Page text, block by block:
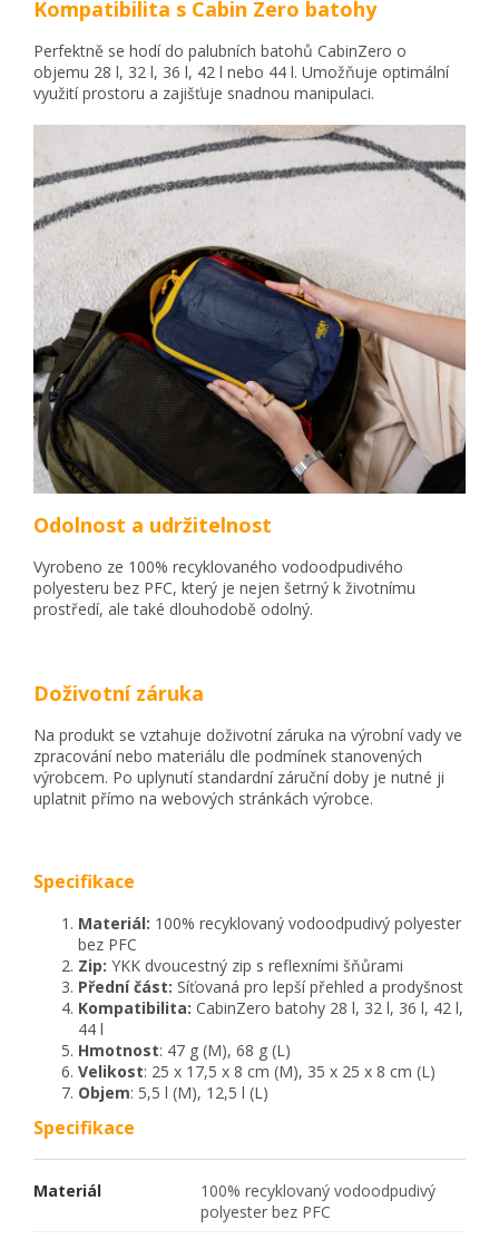
Kompatibilita s Cabin Zero batohy
Perfektně se hodí do palubních batohů CabinZero o
objemu 28 l, 32 l, 36 l, 42 l nebo 44 l. Umožňuje optimální
využití prostoru a zajišťuje snadnou manipulaci.
Odolnost a udržitelnost
Vyrobeno ze 100% recyklovaného vodoodpudivého
polyesteru bez PFC, který je nejen šetrný k životnímu
prostředí, ale také dlouhodobě odolný.
Doživotní záruka
Na produkt se vztahuje doživotní záruka na výrobní vady ve
zpracování nebo materiálu dle podmínek stanovených
výrobcem. Po uplynutí standardní záruční doby je nutné ji
uplatnit přímo na webových stránkách výrobce.
Specifikace
Materiál: 100% recyklovaný vodoodpudivý polyester
bez PFC
Zip: YKK dvoucestný zip s reflexními šňůrami
Přední část: Síťovaná pro lepší přehled a prodyšnost
Kompatibilita: CabinZero batohy 28 l, 32 l, 36 l, 42 l,
44 l
Hmotnost: 47 g (M), 68 g (L)
Velikost: 25 x 17,5 x 8 cm (M), 35 x 25 x 8 cm (L)
Objem: 5,5 l (M), 12,5 l (L)
Specifikace
Materiál
100% recyklovaný vodoodpudivý
polyester bez PFC